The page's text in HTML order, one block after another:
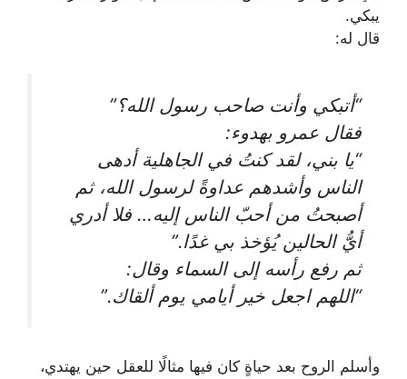
يبكي.
قال له:
“أتبكي وأنت صاحب رسول الله؟”
فقال عمرو بهدوء:
“يا بني، لقد كنتُ في الجاهلية أدهى
الناس وأشدهم عداوةً لرسول الله، ثم
أصبحتُ من أحبّ الناس إليه… فلا أدري
أيُّ الحالين يُؤخذ بي غدًا.”
ثم رفع رأسه إلى السماء وقال:
“اللهم اجعل خير أيامي يوم ألقاك.”
وأسلم الروح بعد حياةٍ كان فيها مثالًا للعقل حين يهتدي،